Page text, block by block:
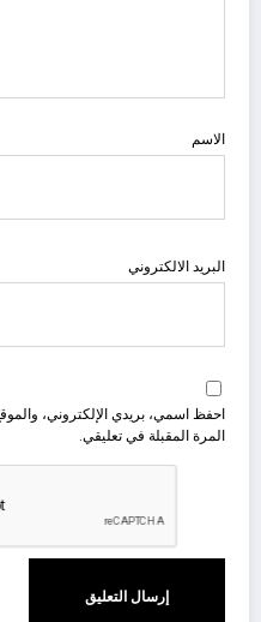
الاسم
البريد الالكتروني
احفظ اسمي، بريدي الإلكتروني،
المرة المقبلة في تعليقي.